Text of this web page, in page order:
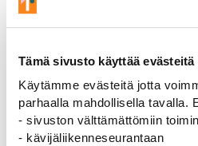
Tämä sivusto käyttää evästeitä
Käytämme evästeitä jotta
parhaalla mahdollisella tavalla.
- sivuston välttämättömiin
- kävijäliikenneseurantaan
aiheelliseksi tai prosessin
tyytymätön prosessiin, on
Tutkimuseettiseltä
lausuntoa asiassa. TENK voi
käsiteltäväksi
HTK-prosessit ovat yleensä